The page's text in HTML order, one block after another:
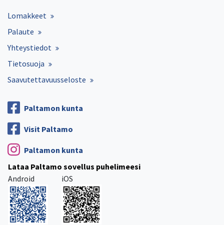
Lomakkeet
Palaute
Yhteystiedot
Tietosuoja
Saavutettavuusseloste
Paltamon kunta
Visit Paltamo
Paltamon kunta
Lataa Paltamo sovellus puhelimeesi
Android
iOS